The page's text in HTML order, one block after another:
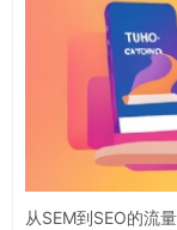
从SEM到SEO的流